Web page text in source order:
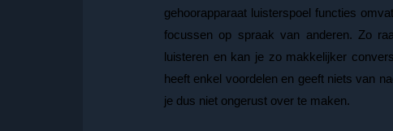
gehoorapparaat luisterspoel functies
focussen op spraak van anderen. Zo
luisteren en kan je zo makkelijker
heeft enkel voordelen en geeft niets van
je dus niet ongerust over te maken.